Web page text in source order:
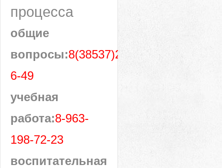
процесса
общие
вопросы:8(38537)28-
6-49
учебная
работа:8-963-
198-72-23
воспитательная